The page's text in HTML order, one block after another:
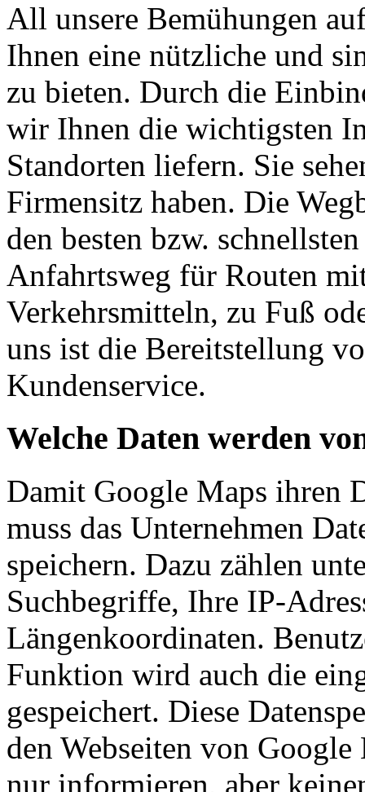
All unsere Bemühungen
Ihnen eine nützliche und
zu bieten. Durch die
wir Ihnen die wichtigsten
Standorten liefern. Sie
Firmensitz haben. Die
den besten bzw.
Anfahrtsweg für Routen
Verkehrsmitteln, zu Fuß
uns ist die Bereitstellung
Kundenservice.
Welche Daten werden
Damit Google Maps ihren
muss das Unternehmen
speichern. Dazu zählen
Suchbegriffe, Ihre IP-
Längenkoordinaten.
Funktion wird auch die
gespeichert. Diese
den Webseiten von
nur informieren, aber